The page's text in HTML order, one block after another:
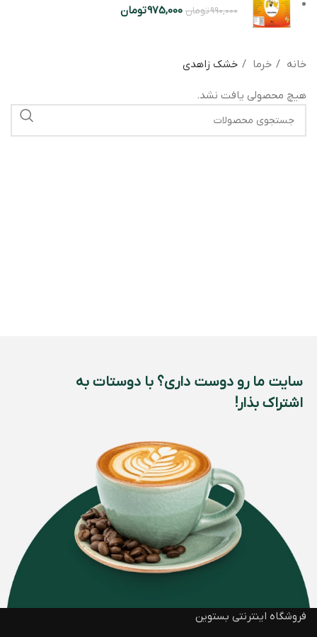
990,000تومان 975,000تومان
خانه خرما خشک زاهدی
هیچ محصولی یافت نشد.
سایت ما رو دوست داری؟ با دوستات به
اشتراک بذار!
فروشگاه اینترنتی بستوین